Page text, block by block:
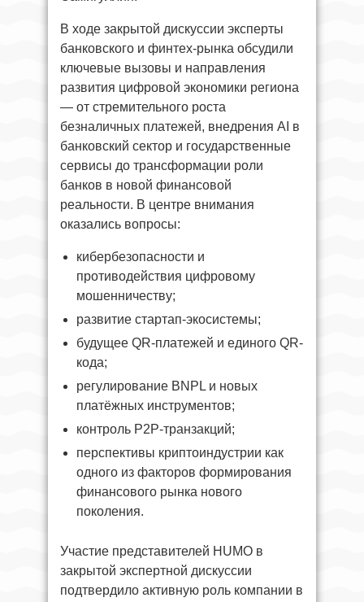
В ходе закрытой дискуссии эксперты
банковского и финтех-рынка обсудили
ключевые вызовы и направления
развития цифровой экономики региона
— от стремительного роста
безналичных платежей, внедрения AI в
банковский сектор и государственные
сервисы до трансформации роли
банков в новой финансовой
реальности. В центре внимания
оказались вопросы:
кибербезопасности и
противодействия цифровому
мошенничеству;
развитие стартап-экосистемы;
будущее QR-платежей и единого QR-
кода;
регулирование BNPL и новых
платёжных инструментов;
контроль P2P-транзакций;
перспективы криптоиндустрии как
одного из факторов формирования
финансового рынка нового
поколения.
Участие представителей HUMO в
закрытой экспертной дискуссии
подтвердило активную роль компании в